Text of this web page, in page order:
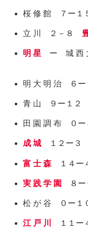
桜 修 館 ７ー
立 川 ２－８
明 星 ー 城 西
明 大 明 治 ６
青 山 ９ー１
田 園 調 布 ０
成 城 １２ー３
富 士 森 １４ー
実 践 学 園 ８ー
松 が 谷 ０ー
江 戸 川 １１ー